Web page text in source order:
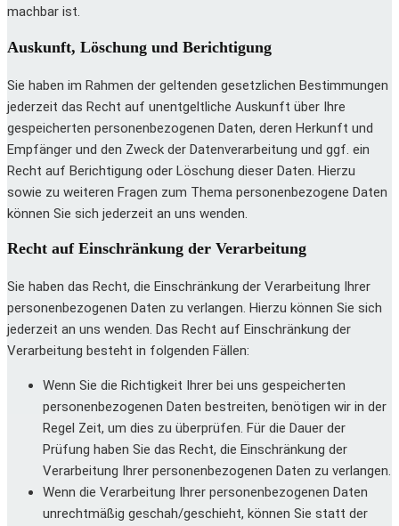
machbar ist.
Auskunft, Löschung und Berichtigung
Sie haben im Rahmen der geltenden gesetzlichen Bestimmungen
jederzeit das Recht auf unentgeltliche Auskunft über Ihre
gespeicherten personenbezogenen Daten, deren Herkunft und
Empfänger und den Zweck der Datenverarbeitung und ggf. ein
Recht auf Berichtigung oder Löschung dieser Daten. Hierzu
sowie zu weiteren Fragen zum Thema personenbezogene Daten
können Sie sich jederzeit an uns wenden.
Recht auf Einschränkung der Verarbeitung
Sie haben das Recht, die Einschränkung der Verarbeitung Ihrer
personenbezogenen Daten zu verlangen. Hierzu können Sie sich
jederzeit an uns wenden. Das Recht auf Einschränkung der
Verarbeitung besteht in folgenden Fällen:
Wenn Sie die Richtigkeit Ihrer bei uns gespeicherten
personenbezogenen Daten bestreiten, benötigen wir in der
Regel Zeit, um dies zu überprüfen. Für die Dauer der
Prüfung haben Sie das Recht, die Einschränkung der
Verarbeitung Ihrer personenbezogenen Daten zu verlangen.
Wenn die Verarbeitung Ihrer personenbezogenen Daten
unrechtmäßig geschah/geschieht, können Sie statt der